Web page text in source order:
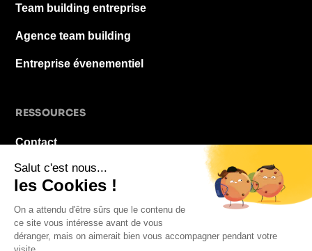
Team building entreprise
Agence team building
Entreprise évenementiel
RESSOURCES
Contact
À propos
FAQ